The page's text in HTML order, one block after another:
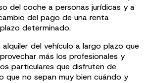
del coche a personas jurídicas y a
del pago de una renta
determinado.
alquiler del vehículo a largo plazo que
más los profesionales y
particulares que disfruten de
que no sepan muy bien cuándo y